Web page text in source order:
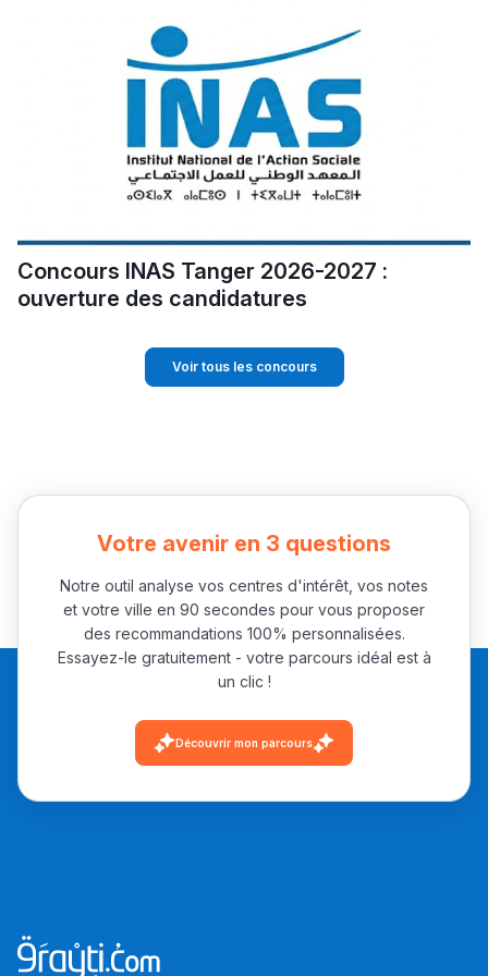
Concours INAS Tanger 2026-2027 :
ouverture des candidatures
Voir tous les concours
Votre avenir en 3 questions
Notre outil analyse vos centres d'intérêt, vos notes
et votre ville en 90 secondes pour vous proposer
des recommandations 100% personnalisées.
Essayez-le gratuitement - votre parcours idéal est à
un clic !
Découvrir mon parcours